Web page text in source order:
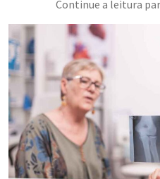
Continue a leitura